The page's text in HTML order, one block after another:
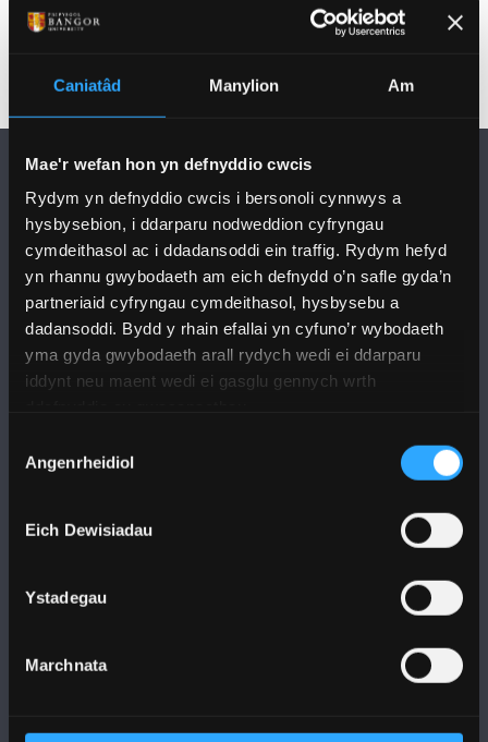
Caniatâd Manylion Am
Mae'r wefan hon yn defnyddio cwcis
Rydym yn defnyddio cwcis i bersonoli cynnwys a
hysbysebion, i ddarparu nodweddion cyfryngau
cymdeithasol ac i ddadansoddi ein traffig. Rydym hefyd
yn rhannu gwybodaeth am eich defnydd o’n safle gyda’n
partneriaid cyfryngau cymdeithasol, hysbysebu a
dadansoddi. Bydd y rhain efallai yn cyfuno’r wybodaeth
yma gyda gwybodaeth arall rydych wedi ei ddarparu
iddynt neu maent wedi ei gasglu gennych wrth
Caniatâd
Angenrheidiol
Eich Dewisiadau
Ystadegau
Marchnata
DILYNWCH NI
PRIFYSGOL BANGOR